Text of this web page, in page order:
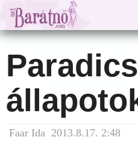
Faar Ida 2013.8.17. 2:48